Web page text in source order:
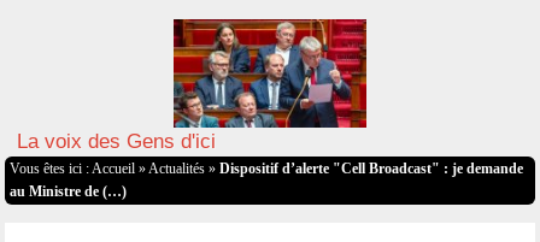
La voix des Gens d'ici
Vous êtes ici : Accueil » Actualités» Dispositif d’alerte "Cell Broadcast" : je demande
au Ministre de (…)